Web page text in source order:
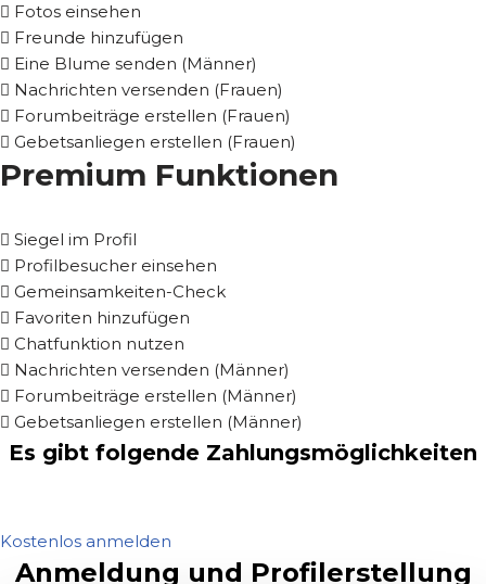
Fotos einsehen
Freunde hinzufügen
Eine Blume senden (Männer)
Nachrichten versenden (Frauen)
Forumbeiträge erstellen (Frauen)
Gebetsanliegen erstellen (Frauen)
Premium Funktionen
Siegel im Profil
Profilbesucher einsehen
Gemeinsamkeiten-Check
Favoriten hinzufügen
Chatfunktion nutzen
Nachrichten versenden (Männer)
Forumbeiträge erstellen (Männer)
Gebetsanliegen erstellen (Männer)
Es gibt folgende Zahlungsmöglichkeiten
Kostenlos anmelden
Anmeldung und Profilerstellung